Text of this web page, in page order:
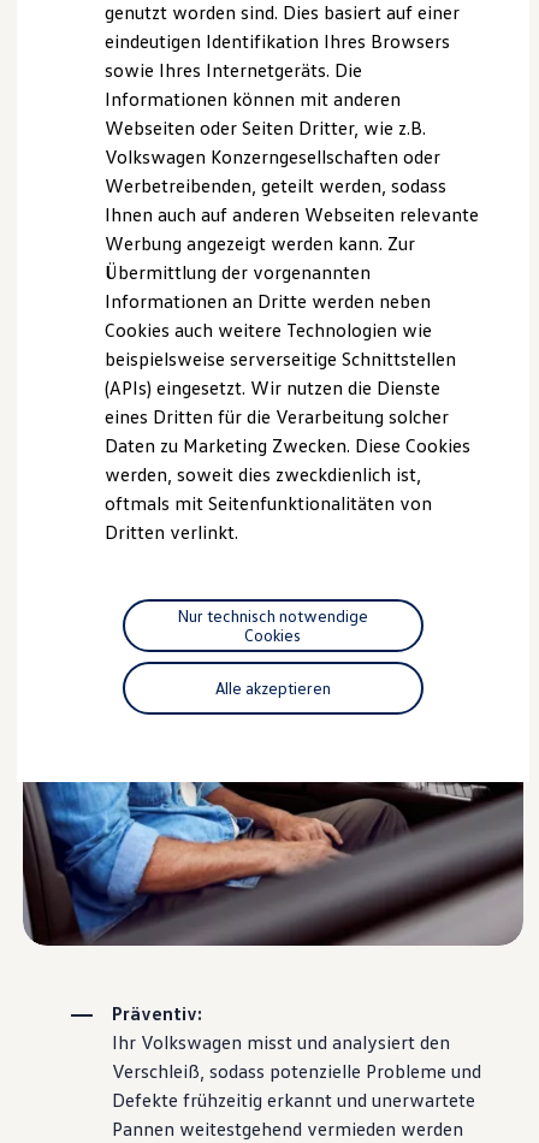
Werkbesichtigung
Lifestyle Shop
T-Roc Kollektion
Golf Kollektion
Volkswagen Kollektion
R-Kollektion
GTI Kollektion
Fußball Drop
we drive football
#wedriveproud
Besitzer und Service
myVolkswagen
Software Updates
Service und Ersatzteile
Inspektion und HU/AU
Reparaturen und Checks
Motorenöl und Flüssigkeiten
Räder und Reifen
Pannen- und Unfallhilfe
Economy Service
Volkswagen Teile
Zubehör
Modellspezifisches Zubehör
Individualisieren
Wallbox und Ladekabel
Digitale Extras
Dienste für Ihr Modell finden
Volkswagen Apps, Login und Shop
Handy und Fahrzeug verbinden
Vorgängermodelle
Kundeninformationen
Volkswagen Kundenbetreuung
Warn- und Kontrollleuchten
Assistenzsysteme
Digitale Betriebsanleitung
Live Beratung
Magazin
Familie
Elektromobilität
Volkswagen R
Pannen- und Unfallhilfe
Volkswagen Kundenbetreuung
Modelljahr können Sie direkt auf die vorinstallierte App
zugreifen, wennVW Connect 2
aktiviert ist. Andernfalls
können Sie diese im In-Car Shop
kostenlos
herunterladen. Oder Sie besuchen unseren Volkswagen
Shop – auch hier steht die App zum kostenlosen
Download zur Verfügung.
Jetzt downloaden
Ihre Vorteileim
Überblick
Präventiv:
Ihr Volkswagen misst und analysiert den
Verschleiß, sodass potenzielle Probleme und
Defekte frühzeitig erkannt und unerwartete
Pannen weitestgehend vermieden werden
genutzt worden sind. Dies basiert auf einer
eindeutigen Identifikation Ihres Browsers
sowie Ihres Internetgeräts. Die
Informationen können mit anderen
Webseiten oder Seiten Dritter, wie z.B.
Volkswagen Konzerngesellschaften oder
Werbetreibenden, geteilt werden, sodass
Ihnen auch auf anderen Webseiten relevante
Werbung angezeigt werden kann. Zur
Übermittlung der vorgenannten
Informationen an Dritte werden neben
Cookies auch weitere Technologien wie
beispielsweise serverseitige Schnittstellen
(APIs) eingesetzt. Wir nutzen die Dienste
eines Dritten für die Verarbeitung solcher
Daten zu Marketing Zwecken. Diese Cookies
werden, soweit dies zweckdienlich ist,
oftmals mit Seitenfunktionalitäten von
Dritten verlinkt.
Alle akzeptieren
Nur technisch notwendige
Cookies